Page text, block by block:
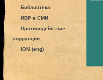
Библиотека
ИВР в СМИ
Противодействие
коррупции
IOM (eng)